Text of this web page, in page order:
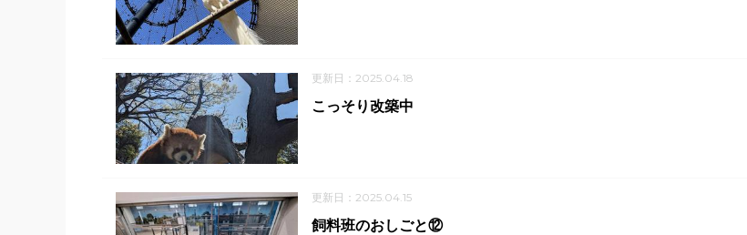
更新日：2025.04.18
こっそり改築中
更新日：2025.04.15
飼料班のおしごと⑫